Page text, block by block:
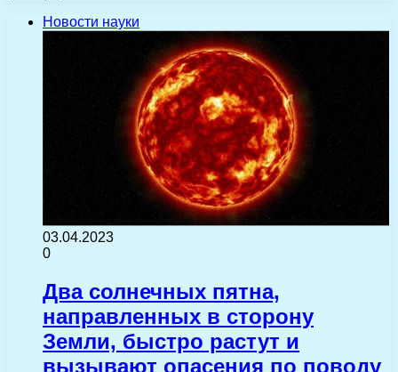
Новости науки
03.04.2023
0
Два солнечных пятна,
направленных в сторону
Земли, быстро растут и
вызывают опасения по поводу